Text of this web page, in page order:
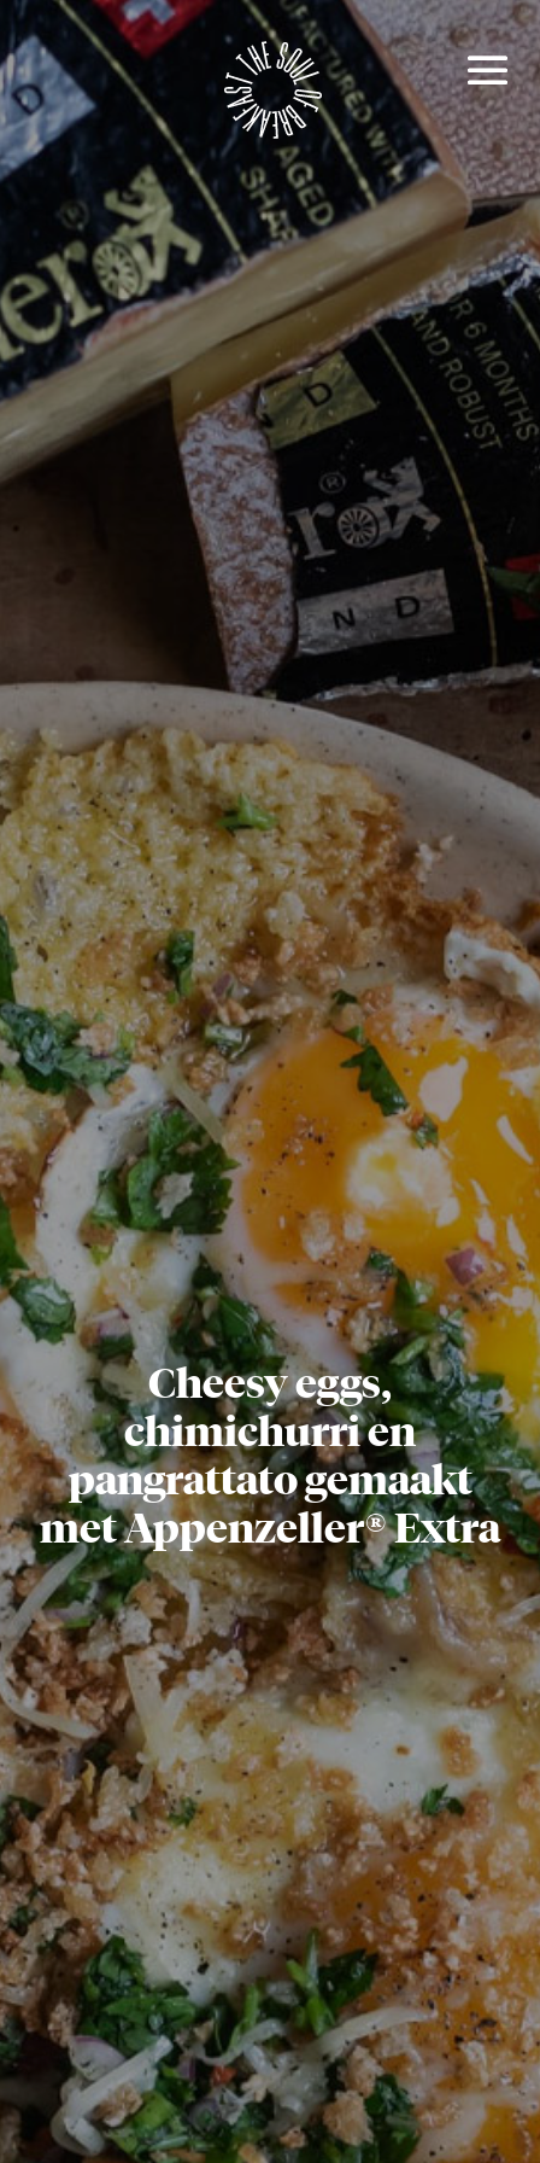
Cheesy eggs,
chimichurri en
pangrattato gemaakt
met Appenzeller® Extra